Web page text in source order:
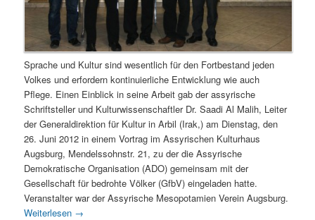
Sprache und Kultur sind wesentlich für den Fortbestand jeden
Volkes und erfordern kontinuierliche Entwicklung wie auch
Pflege. Einen Einblick in seine Arbeit gab der assyrische
Schriftsteller und Kulturwissenschaftler Dr. Saadi Al Malih, Leiter
der Generaldirektion für Kultur in Arbil (Irak,) am Dienstag, den
26. Juni 2012 in einem Vortrag im Assyrischen Kulturhaus
Augsburg, Mendelssohnstr. 21, zu der die Assyrische
Demokratische Organisation (ADO) gemeinsam mit der
Gesellschaft für bedrohte Völker (GfbV) eingeladen hatte.
Veranstalter war der Assyrische Mesopotamien Verein Augsburg.
Weiterlesen →